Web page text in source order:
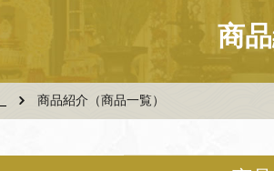
商
商品紹介（商品一覧）